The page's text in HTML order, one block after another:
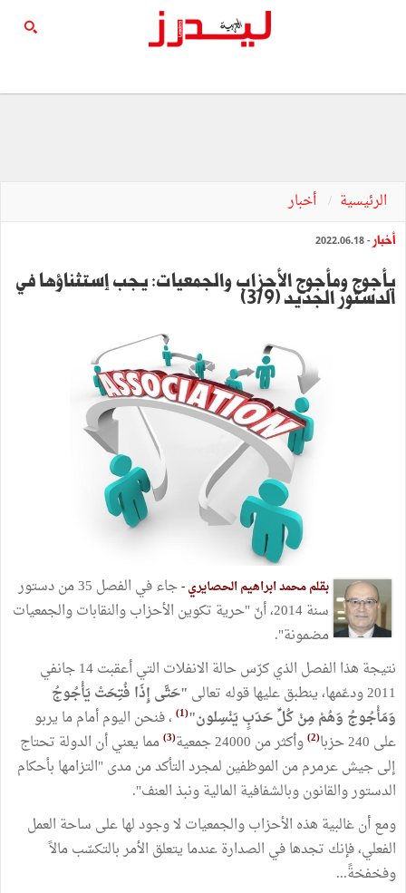
الرئيسية أخبار
أخبار - 2022.06.18
يأجوج ومأجوج الأحزاب والجمعيات: يجب إستثناؤها في
الدستور الجديد (3/9)
بقلم محمد ابراهيم الحصايري -
جاء في الفصل 35 من دستور
سنة 2014، أنّ "حرية تكوين الأحزاب والنقابات والجمعيات
مضمونة".
نتيجة هذا الفصل الذي كرّس حالة الانفلات التي أعقبت 14 جانفي
2011 ودعّمها، ينطبق عليها قوله تعالى
"حَتَّى إِذَا فُتِحَتْ يَأْجُوجُ
وَمَأْجُوجُ وَهُمْ مِنْ كُلِّ حَدَبٍ يَنْسِلون"(1)
، فنحن اليوم أمام ما يربو
على 240 حزبا
(2) وأكثر من 24000 جمعية (3)
مما يعني أن الدولة تحتاج
إلى جيش عرمرم من الموظفين لمجرد التأكد من مدى "التزامها بأحكام
الدستور والقانون وبالشفافية المالية ونبذ العنف".
ومع أن غالبية هذه الأحزاب والجمعيات لا وجود لها على ساحة العمل
الفعلي، فإنك تجدها في الصدارة عندما يتعلق الأمر بالتكسّب مالاً
وفخفخةً...